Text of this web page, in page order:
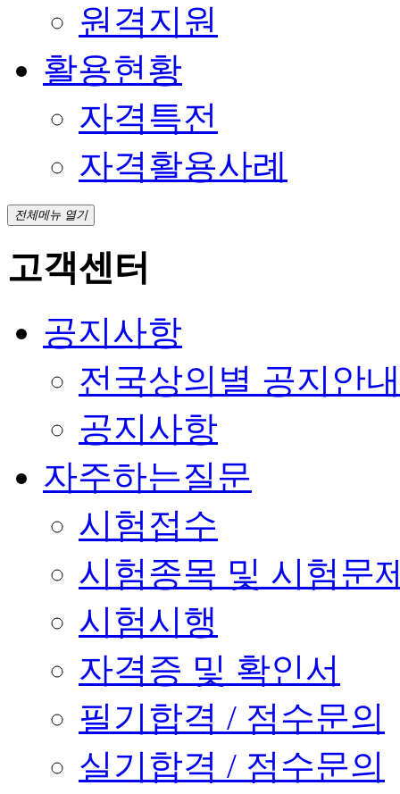
원격지원
활용현황
자격특전
자격활용사례
전체메뉴 열기
고객센터
공지사항
전국상의별 공지안내
공지사항
자주하는질문
시험접수
시험종목 및 시험문
시험시행
자격증 및 확인서
필기합격 / 점수문의
실기합격 / 점수문의